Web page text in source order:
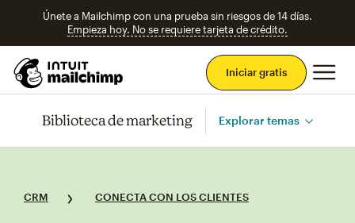
Únete a Mailchimp con una prueba sin riesgos de 14 días.
Empieza hoy. No se requiere tarjeta de crédito.
Iniciar gratis
Biblioteca de marketing Explorar temas
CRM CONECTA CON LOS CLIENTES